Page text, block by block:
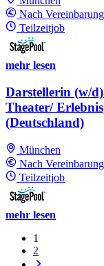
Nach Vereinbarung
Teilzeitjob
mehr lesen
Darstellerin (w/
Theater/
(Deutschland)
München
Nach Vereinbarung
Teilzeitjob
mehr lesen
1
2